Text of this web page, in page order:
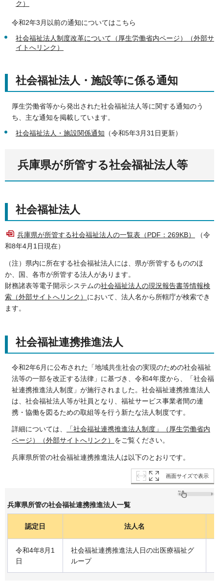
ク）
令和2年3月以前の通知についてはこちら
社会福祉法人制度改革について（厚生労働省内ページ）（外部サ
イトへリンク）
社会福祉法人・施設等に係る通知
厚生労働省等から発出された社会福祉法人等に関する通知のう
ち、主な通知を掲載しています。
社会福祉法人・施設関係通知 （令和5年3月31日更新）
兵庫県が所管する社会福祉法人等
社会福祉法人
兵庫県が所管する社会福祉法人の一覧表（PDF：269KB）
（令
和8年4月1日現在）
（注）県内に所在する社会福祉法人には、県が所管するもののほ
か、国、各市が所管する法人があります。
財務諸表等電子開示システムの社会福祉法人の現況報告書等情報検
索（外部サイトへリンク） において、法人名から所轄庁が検索でき
ます。
社会福祉連携推進法人
令和2年6月に公布された「地域共生社会の実現のための社会福祉
法等の一部を改正する法律」に基づき、令和4年度から、「社会福
祉連携推進法人制度」が施行されました。社会福祉連携推進法人
は、社会福祉法人等が社員となり、福祉サービス事業者間の連
携・協働を図るための取組等を行う新たな法人制度です。
詳細については、
「社会福祉連携推進法人制度」（厚生労働省内
ページ）（外部サイトへリンク） をご覧ください。
兵庫県所管の社会福祉連携推進法人は以下のとおりです。
画面サイズで表示
兵庫県所管の社会福祉連携推進法人一覧
認定日 法人名
令和4年8月1
日
社会福祉連携推進法人日の出医療福祉グ
ループ